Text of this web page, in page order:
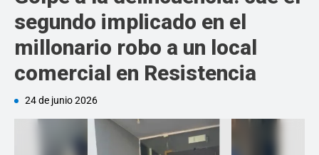
segundo implicado en el
millonario robo a un local
comercial en Resistencia
24 de junio 2026